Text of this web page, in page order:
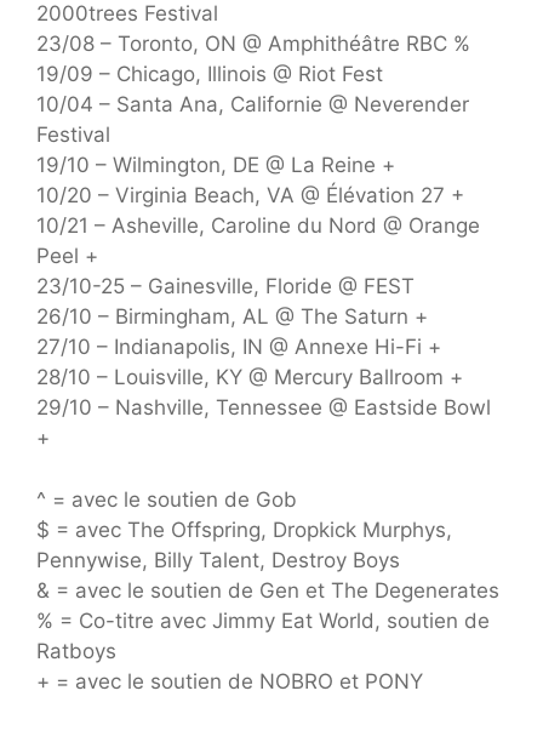
2000trees Festival
23/08 – Toronto, ON @ Amphithéâtre RBC %
19/09 – Chicago, Illinois @ Riot Fest
10/04 – Santa Ana, Californie @ Neverender
Festival
19/10 – Wilmington, DE @ La Reine +
10/20 – Virginia Beach, VA @ Élévation 27 +
10/21 – Asheville, Caroline du Nord @ Orange
Peel +
23/10-25 – Gainesville, Floride @ FEST
26/10 – Birmingham, AL @ The Saturn +
27/10 – Indianapolis, IN @ Annexe Hi-Fi +
28/10 – Louisville, KY @ Mercury Ballroom +
29/10 – Nashville, Tennessee @ Eastside Bowl
+
^ = avec le soutien de Gob
$ = avec The Offspring, Dropkick Murphys,
Pennywise, Billy Talent, Destroy Boys
& = avec le soutien de Gen et The Degenerates
% = Co-titre avec Jimmy Eat World, soutien de
Ratboys
+ = avec le soutien de NOBRO et PONY